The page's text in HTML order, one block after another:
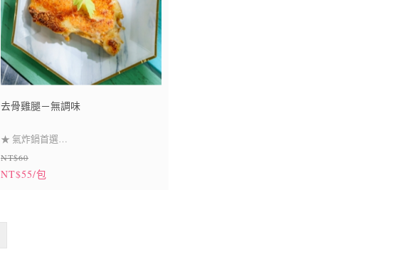
去骨雞腿－無調味
★ 氣炸鍋首選
優質新鮮雞腿肉，貼心去骨，可自己醃
製，自己DIY，也是煮湯的首選。
NT$60
NT$55/包